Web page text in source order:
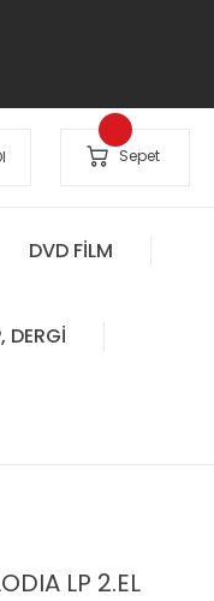
Sepet
DVD FİLM
DERGİ
LP 2.EL